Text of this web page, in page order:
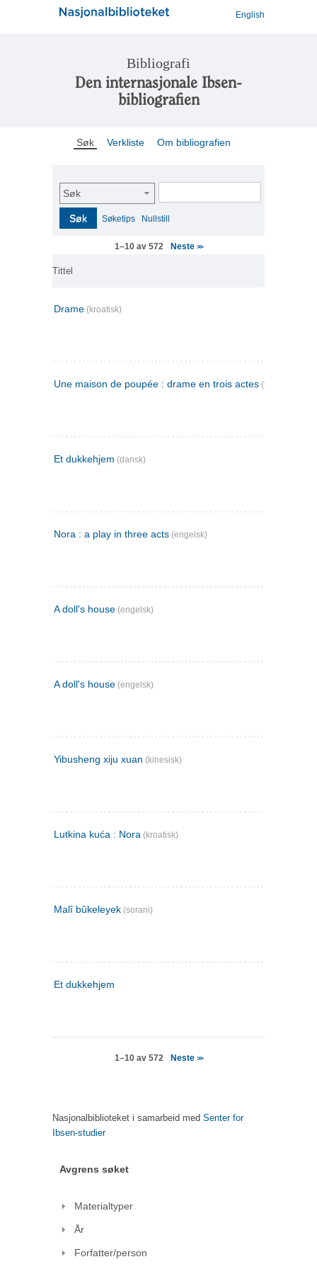
English
Bibliografi
Den internasjonale Ibsen-
bibliografien
Søk Verkliste Om bibliografien
Søk
Søk Søketips Nullstill
1–10 av 572 Neste >>
Tittel
Drame (kroatisk)
Une maison de poupée : drame en trois actes (fransk)
Et dukkehjem (dansk)
Nora : a play in three acts (engelsk)
A doll's house (engelsk)
A doll's house (engelsk)
Yibusheng xiju xuan (kinesisk)
Lutkina kuća : Nora (kroatisk)
Malî bûkeleyek (sorani)
Et dukkehjem
1–10 av 572 Neste >>
Nasjonalbiblioteket i samarbeid med Senter for
Ibsen-studier
Avgrens søket
Materialtyper
År
Forfatter/person